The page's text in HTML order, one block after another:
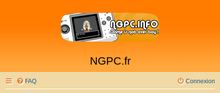
NGPC.fr
FAQ Connexion